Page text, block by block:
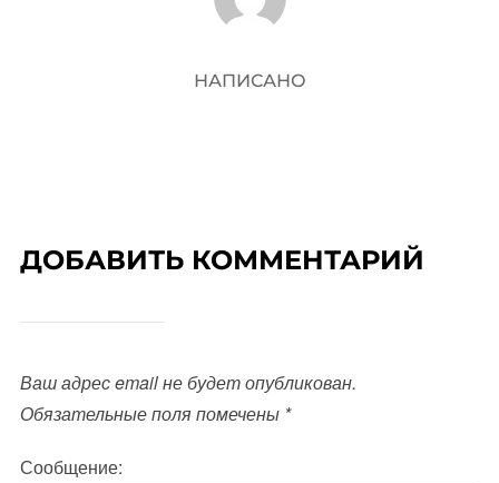
НАПИСАНО
ДОБАВИТЬ КОММЕНТАРИЙ
Ваш адрес email не будет опубликован.
Обязательные поля помечены *
Сообщение: